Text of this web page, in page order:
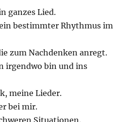
ganzes Lied.
bestimmter Rhythmus im
zum Nachdenken anregt.
irgendwo bin und ins
meine Lieder.
bei mir.
Situationen.